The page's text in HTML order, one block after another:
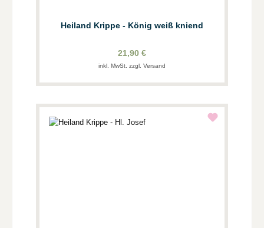
Heiland Krippe - König weiß kniend
21,90 €
inkl. MwSt. zzgl. Versand